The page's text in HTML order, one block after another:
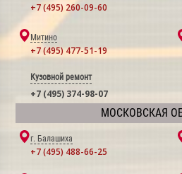
+7 (495) 260-09-60
Митино
+7 (495) 477-51-19
Кузовной ремонт
+7 (495) 374-98-07
МОСКОВСКАЯ
г. Балашиха
+7 (495) 488-66-25